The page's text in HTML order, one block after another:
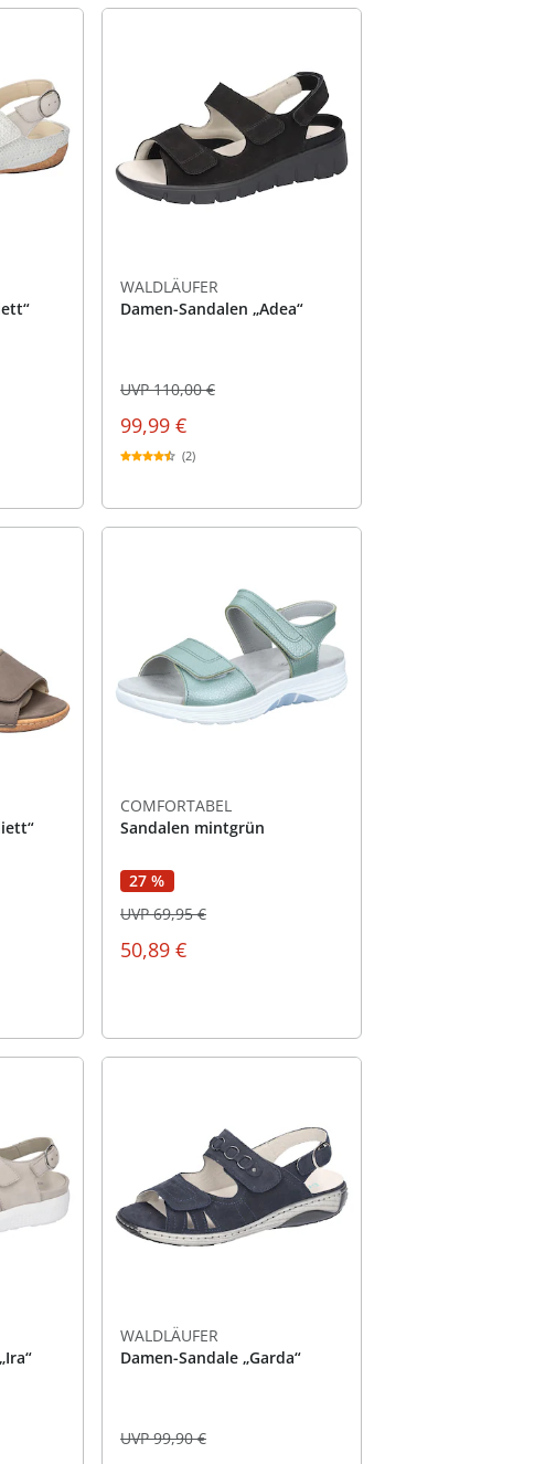
WALDLÄUFER
Damen-Sandalen „Adea“
99,99 €
UVP 110,00 €
(2)
COMFORTABEL
Sandalen mintgrün
27 %
50,89 €
UVP 69,95 €
WALDLÄUFER
Damen-Sandale „Garda“
UVP 99,90 €